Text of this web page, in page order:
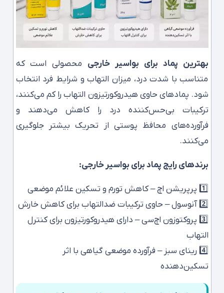
بهترین پماد برای بواسیر خارجی محصولی است که
متناسب با شدت درد، میزان التهاب و شرایط فرد انتخاب
شود. پمادهای حاوی هیدروکورتیزون التهاب را کم می‌کنند،
ترکیبات بی‌حس‌کننده درد را کاهش می‌دهند و
فرآورده‌های محافظ پوستی از تحریک بیشتر جلوگیری
می‌کنند.
برندهای رایج پماد برای بواسیر خارجی:
1️⃣ پرپریشن اچ – کاهش تورم و تسکین علائم موضعی
2️⃣ آنوسول – حاوی ترکیبات ضدالتهاب برای کاهش خارش
3️⃣ پروکتوزون اچ‌سی – دارای هیدروکورتیزون برای کنترل
التهاب
4️⃣ رینای سبز – فرآورده موضعی گیاهی با اثر
تسکین‌دهنده